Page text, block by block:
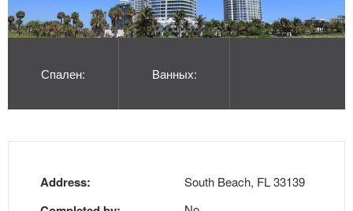
Спален: Ванных:
Address:
South Beach, FL 33139